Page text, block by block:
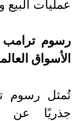
عمليات البيع
رسوم ترامب
الأسواق
تُمثل رسوم
جذريًا عن